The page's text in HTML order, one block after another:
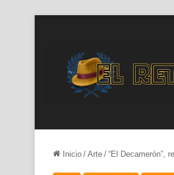
Inicio / Arte / “El Decamerón”,